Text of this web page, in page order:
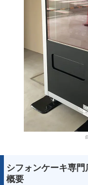
シフォンケーキ専
概要